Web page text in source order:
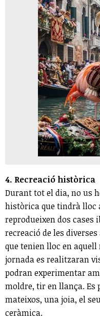
4. Recreació històrica
Durant tot el dia, no us
històrica que tindrà lloc
reprodueixen dos cases
recreació de les
que tenien lloc en
jornada es realitzaran
podran experimentar
moldre, tir en llança. Es
mateixos, una joia, el
ceràmica.